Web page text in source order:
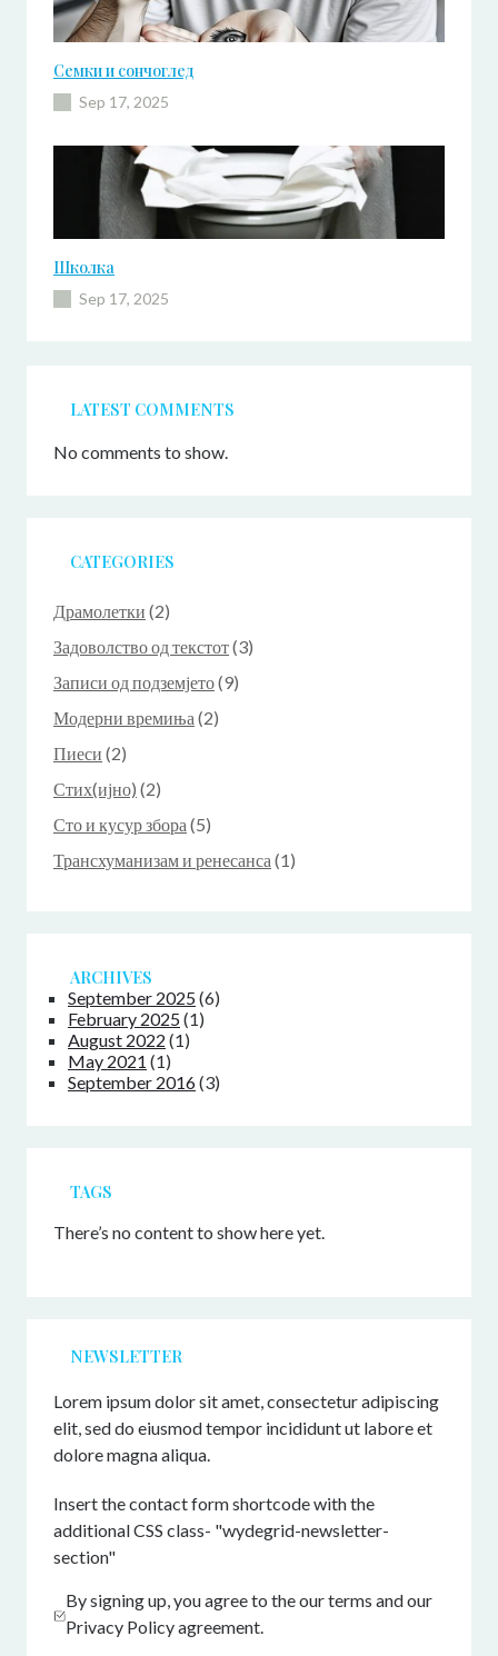
Семки и сончоглед
Sep 17, 2025
Школка
Sep 17, 2025
LATEST COMMENTS
No comments to show.
CATEGORIES
Драмолетки (2)
Задоволство од текстот(3)
Записи од подземјето(9)
Модерни времиња (2)
Пиеси (2)
Стих(ијно) (2)
Сто и кусур збора (5)
Трансхуманизам и ренесанса (1)
ARCHIVES
September 2025(6)
February 2025(1)
August 2022 (1)
May 2021 (1)
September 2016(3)
TAGS
There’s no content to show here yet.
NEWSLETTER
Lorem ipsum dolor sit amet, consectetur adipiscing
elit, sed do eiusmod tempor incididunt ut labore et
dolore magna aliqua.
Insert the contact form shortcode with the
additional CSS class- "wydegrid-newsletter-
section"
By signing up, you agree to the our terms and our
Privacy Policy agreement.